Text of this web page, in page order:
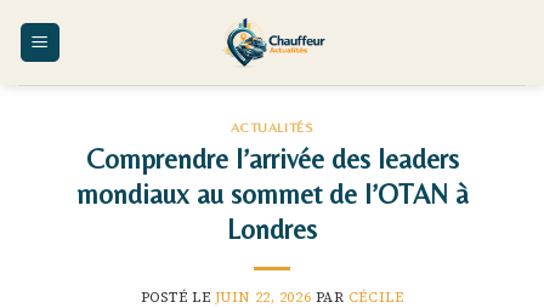
ACTUALITÉS
Comprendre l’arrivée des leaders
mondiaux au sommet de l’OTAN à
Londres
POSTÉ LE JUIN 22, 2026 PAR CÉCILE